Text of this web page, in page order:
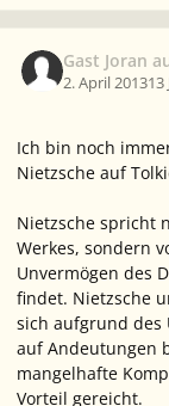
Gast Joran
2. April 201313
Ich bin noch
Nietzsche auf
Nietzsche spricht
Werkes, sondern
Unvermögen des
findet. Nietzsche
sich aufgrund des
auf Andeutungen
mangelhafte
Vorteil gereicht.